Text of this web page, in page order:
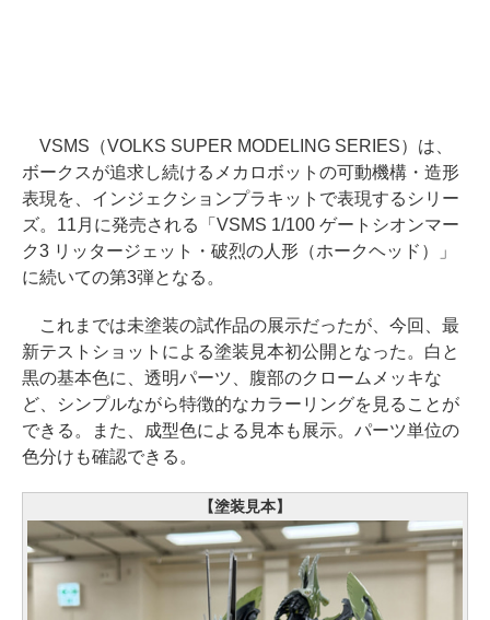
VSMS（VOLKS SUPER MODELING SERIES）は、
ボークスが追求し続けるメカロボットの可動機構・造形
表現を、インジェクションプラキットで表現するシリー
ズ。11月に発売される「VSMS 1/100 ゲートシオンマー
ク3 リッタージェット・破烈の人形（ホークヘッド）」
に続いての第3弾となる。
これまでは未塗装の試作品の展示だったが、今回、最
新テストショットによる塗装見本初公開となった。白と
黒の基本色に、透明パーツ、腹部のクロームメッキな
ど、シンプルながら特徴的なカラーリングを見ることが
できる。また、成型色による見本も展示。パーツ単位の
色分けも確認できる。
【塗装見本】